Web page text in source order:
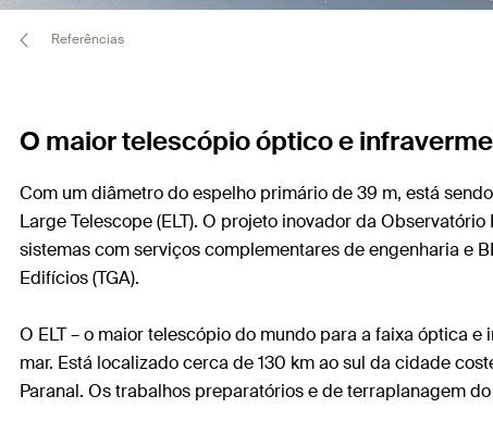
Referências
O maior telescópio óptico e
Com um diâmetro do espelho primário de 39 m, está
Large Telescope (ELT). O projeto inovador da
sistemas com serviços complementares de engenharia e
Edifícios (TGA).
O ELT – o maior telescópio do mundo para a faixa óptica
mar. Está localizado cerca de 130 km ao sul da cidade
Paranal. Os trabalhos preparatórios e de terraplanagem